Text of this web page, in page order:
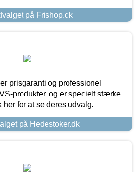
på Frishop.dk
prisgaranti og professionel
produkter, og er specielt stærke
her for at se deres udvalg.
på Hedestoker.dk